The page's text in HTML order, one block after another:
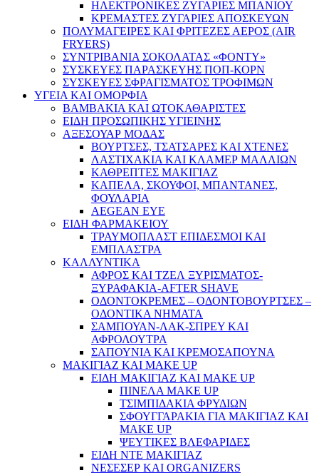
ΗΛΕΚΤΡΟΝΙΚΕΣ ΖΥΓΑΡΙΕΣ ΜΠΑΝΙΟΥ
ΚΡΕΜΑΣΤΕΣ ΖΥΓΑΡΙΕΣ ΑΠΟΣΚΕΥΩΝ
ΠΟΛΥΜΑΓΕΙΡΕΣ ΚΑΙ ΦΡΙΤΕΖΕΣ ΑΕΡΟΣ (AIR
FRYERS)
ΣΥΝΤΡΙΒΑΝΙΑ ΣΟΚΟΛΑΤΑΣ «ΦΟΝΤΥ»
ΣΥΣΚΕΥΕΣ ΠΑΡΑΣΚΕΥΗΣ ΠΟΠ-ΚΟΡΝ
ΣΥΣΚΕΥΕΣ ΣΦΡΑΓΙΣΜΑΤΟΣ ΤΡΟΦΙΜΩΝ
ΥΓΕΙΑ ΚΑΙ ΟΜΟΡΦΙΑ
ΒΑΜΒΑΚΙΑ ΚΑΙ ΩΤΟΚΑΘΑΡΙΣΤΕΣ
ΕΙΔΗ ΠΡΟΣΩΠΙΚΗΣ ΥΓΙΕΙΝΗΣ
ΑΞΕΣΟΥΑΡ ΜΟΔΑΣ
ΒΟΥΡΤΣΕΣ, ΤΣΑΤΣΑΡΕΣ ΚΑΙ ΧΤΕΝΕΣ
ΛΑΣΤΙΧΑΚΙΑ ΚΑΙ ΚΛΑΜΕΡ ΜΑΛΛΙΩΝ
ΚΑΘΡΕΠΤΕΣ ΜΑΚΙΓΙΑΖ
ΚΑΠΕΛΑ, ΣΚΟΥΦΟΙ, ΜΠΑΝΤΑΝΕΣ,
ΦΟΥΛΑΡΙΑ
AEGEAN EYE
ΕΙΔΗ ΦΑΡΜΑΚΕΙΟΥ
ΤΡΑΥΜΟΠΛΑΣΤ ΕΠΙΔΕΣΜΟΙ ΚΑΙ
ΕΜΠΛΑΣΤΡΑ
ΚΑΛΛΥΝΤΙΚΑ
ΑΦΡΟΣ ΚΑΙ ΤΖΕΛ ΞΥΡΙΣΜΑΤΟΣ-
ΞΥΡΑΦΑΚΙΑ-AFTER SHAVE
ΟΔΟΝΤΟΚΡΕΜΕΣ – ΟΔΟΝΤΟΒΟΥΡΤΣΕΣ –
ΟΔΟΝΤΙΚΑ ΝΗΜΑΤΑ
ΣΑΜΠΟΥΑΝ-ΛΑΚ-ΣΠΡΕΥ ΚΑΙ
ΑΦΡΟΛΟΥΤΡΑ
ΣΑΠΟΥΝΙΑ ΚΑΙ ΚΡΕΜΟΣΑΠΟΥΝΑ
ΜΑΚΙΓΙΑΖ ΚΑΙ MAKE UP
ΕΙΔΗ ΜΑΚΙΓΙΑΖ ΚΑΙ MAKE UP
ΠΙΝΕΛΑ MAKE UP
ΤΣΙΜΠΙΔΑΚΙΑ ΦΡΥΔΙΩΝ
ΣΦΟΥΓΓΑΡΑΚΙΑ ΓΙΑ ΜΑΚΙΓΙΑZ ΚΑΙ
MAKE UP
ΨΕΥΤΙΚΕΣ ΒΛΕΦΑΡΙΔΕΣ
ΕΙΔΗ ΝΤΕ ΜΑΚΙΓΙΑΖ
ΝΕΣΕΣΕΡ ΚΑΙ ORGANIZERS